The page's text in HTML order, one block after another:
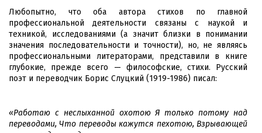
Любопытно, что оба автора стихов по главной
профессиональной деятельности связаны с наукой и
техникой, исследованиями (а значит близки в понимании
значения последовательности и точности), но, не являясь
профессиональными литераторами, представили в книге
глубокие, прежде всего — философские, стихи. Русский
поэт и переводчик Борис Слуцкий (1919-1986) писал:
«Работаю с неслыханной охотою Я только потому над
переводами, Что переводы кажутся пехотою, Взрывающей